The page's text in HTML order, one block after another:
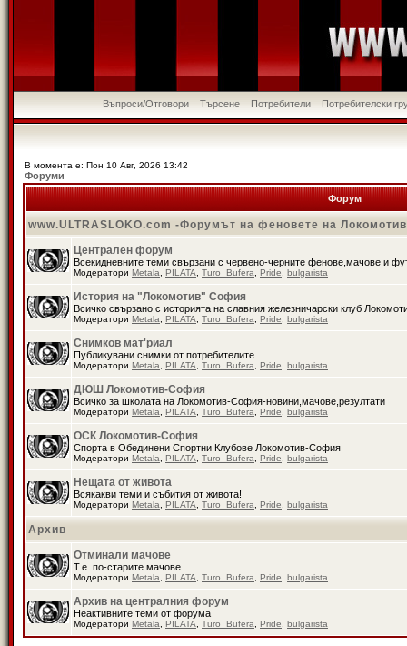
Въпроси/Отговори Търсене Потребители Потребителски
В момента е: Пон 10 Авг, 2026 13:42
Форуми
Форум
www.ULTRASLOKO.com -Форумът на феновете на
Централен форум
Всекидневните теми свързани с червено-черните фенове,мачове и
Модератори Metala PILATA Turo_Bufera Pride bulgarista
История на "Локомотив" София
Всичко свързано с историята на славния железничарски клуб
Модератори Metala PILATA Turo_Bufera Pride bulgarista
Снимков мат'риал
Публикувани снимки от потребителите.
Модератори Metala PILATA Turo_Bufera Pride bulgarista
ДЮШ Локомотив-София
Всичко за школата на Локомотив-София-новини,мачове,резултати
Модератори Metala PILATA Turo_Bufera Pride bulgarista
ОСК Локомотив-София
Спорта в Обединени Спортни Клубове Локомотив-София
Модератори Metala PILATA Turo_Bufera Pride bulgarista
Нещата от живота
Всякакви теми и събития от живота!
Модератори Metala PILATA Turo_Bufera Pride bulgarista
Архив
Отминали мачове
Т.е. по-старите мачове.
Модератори Metala PILATA Turo_Bufera Pride bulgarista
Архив на централния форум
Неактивните теми от форума
Модератори Metala PILATA Turo_Bufera Pride bulgarista